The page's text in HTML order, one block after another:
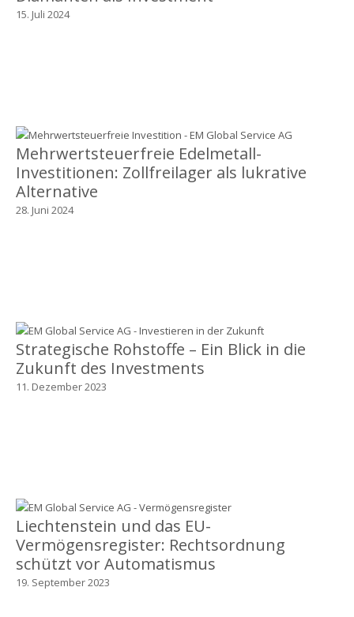
15. Juli 2024
Mehrwertsteuerfreie Edelmetall-
Investitionen: Zollfreilager als lukrative
Alternative
28. Juni 2024
Strategische Rohstoffe – Ein Blick in die
Zukunft des Investments
11. Dezember 2023
Liechtenstein und das EU-
Vermögensregister: Rechtsordnung
schützt vor Automatismus
19. September 2023